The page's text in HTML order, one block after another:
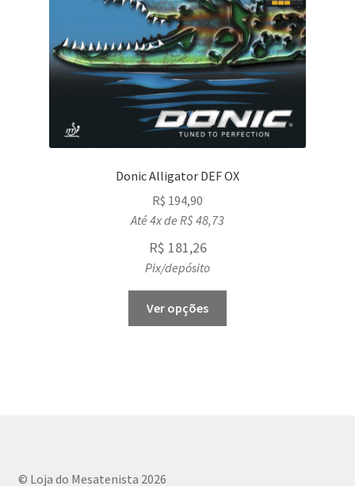
Donic Alligator DEF OX
R$ 194,90
Até 4x de R$48,73
R$ 181,26
Pix/depósito
Ver opções
© Loja do Mesatenista 2026